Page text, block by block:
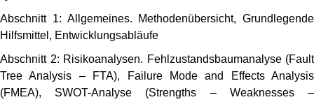
Abschnitt 1: Allgemeines. Methodenübersicht, Grundlegende
Hilfsmittel, Entwicklungsabläufe
Abschnitt 2: Risikoanalysen. Fehlzustandsbaumanalyse (Fault
Tree Analysis – FTA), Failure Mode and Effects Analysis
(FMEA), SWOT-Analyse (Strengths – Weaknesses –